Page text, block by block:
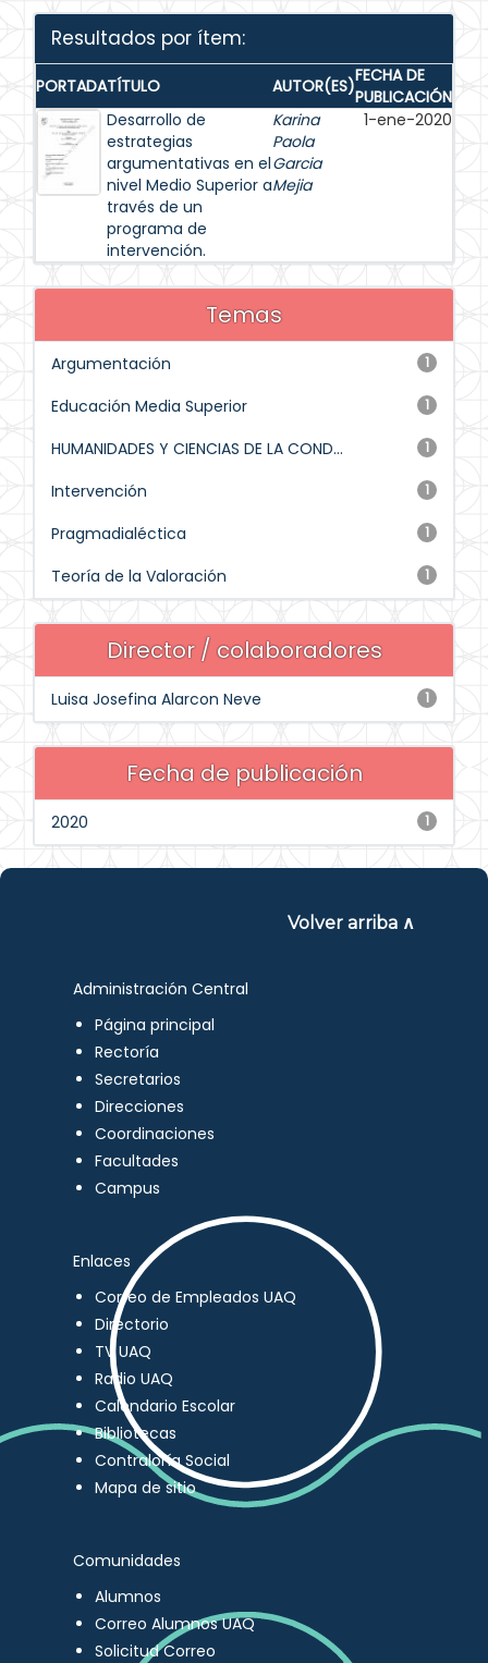
Resultados por ítem:
PORTADATÍTULO AUTOR(ES)FECHA DE
PUBLICACIÓN
Desarrollo de
estrategias
argumentativas en el
nivel Medio Superior a
través de un
programa de
intervención.
Karina
Paola
Garcia
Mejia
1-ene-2020
Temas
1
Argumentación
1
Educación Media Superior
1
HUMANIDADES Y CIENCIAS DE LA COND...
1
Intervención
1
Pragmadialéctica
1
Teoría de la Valoración
Director / colaboradores
1
Luisa Josefina Alarcon Neve
Fecha de publicación
1
2020
Volver arriba ∧
Administración Central
Página principal
Rectoría
Secretarios
Direcciones
Coordinaciones
Facultades
Campus
Enlaces
Correo de Empleados UAQ
Directorio
TV UAQ
Radio UAQ
Calendario Escolar
Bibliotecas
Contraloría Social
Mapa de sitio
Comunidades
Alumnos
Correo Alumnos UAQ
Solicitud Correo